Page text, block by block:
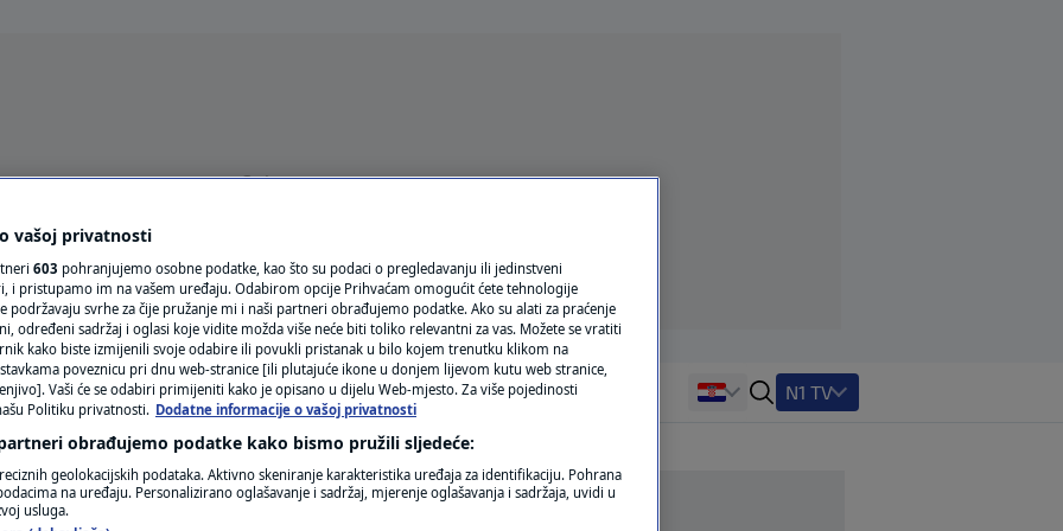
Oglas
VRIJEME
N1 TEME
REGIJA
N1 TV
vašoj privatnosti
603 pohranjujemo osobne podatke, kao što su podaci o pregledavanju ili jedinstveni
i pristupamo im na vašem uređaju. Odabirom opcije Prihvaćam omogućit ćete tehnologije
podržavaju svrhe za čije pružanje mi i naši partneri obrađujemo podatke. Ako su alati za praćenje
određeni sadržaj i oglasi koje vidite možda više neće biti toliko relevantni za vas. Možete se vratiti
kako biste izmijenili svoje odabire ili povukli pristanak u bilo kojem trenutku klikom na
poveznicu pri dnu web-stranice [ili plutajuće ikone u donjem lijevom kutu web stranice,
Vaši će se odabiri primijeniti kako je opisano u dijelu Web-mjesto. Za više pojedinosti
Politiku privatnosti. Dodatne informacije o vašoj privatnosti
obrađujemo podatke kako bismo pružili sljedeće:
geolokacijskih podataka. Aktivno skeniranje karakteristika uređaja za identifikaciju. Pohrana
na uređaju. Personalizirano oglašavanje i sadržaj, mjerenje oglašavanja i sadržaja, uvidi u
usluga.